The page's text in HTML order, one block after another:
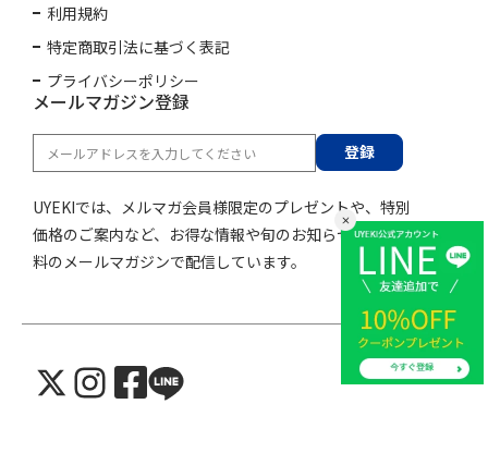
利用規約
特定商取引法に基づく表記
プライバシーポリシー
メールマガジン登録
登録
UYEKIでは、メルマガ会員様限定のプレゼントや、特別
価格のご案内など、お得な情報や旬のお知らせを購読無
料のメールマガジンで配信しています。